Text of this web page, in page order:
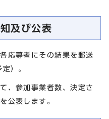
及び公表
応募者にその結果を郵送
）。
、参加事業者数、決定さ
公表します。